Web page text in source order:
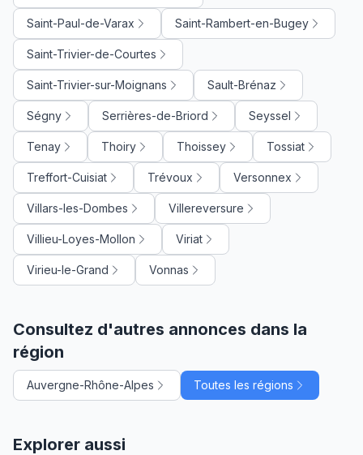
Saint-Paul-de-Varax Saint-Rambert-en-Bugey
Saint-Trivier-de-Courtes
Saint-Trivier-sur-Moignans Sault-Brénaz
Ségny Serrières-de-Briord Seyssel
Tenay Thoiry Thoissey Tossiat
Treffort-Cuisiat Trévoux Versonnex
Villars-les-Dombes Villereversure
Villieu-Loyes-Mollon Viriat
Virieu-le-Grand Vonnas
Consultez d'autres annonces dans la
région
Auvergne-Rhône-Alpes Toutes les régions
Explorer aussi